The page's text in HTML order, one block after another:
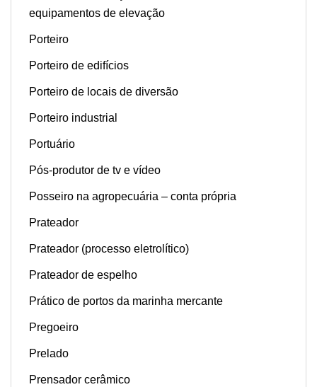
equipamentos de elevação
Porteiro
Porteiro de edifícios
Porteiro de locais de diversão
Porteiro industrial
Portuário
Pós-produtor de tv e vídeo
Posseiro na agropecuária – conta própria
Prateador
Prateador (processo eletrolítico)
Prateador de espelho
Prático de portos da marinha mercante
Pregoeiro
Prelado
Prensador cerâmico